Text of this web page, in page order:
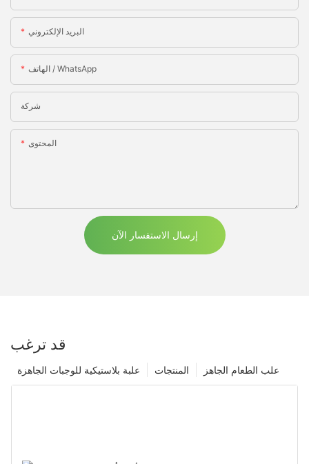
البريد الإلكتروني
الهاتف / WhatsApp
شركة
المحتوى
إرسال الاستفسار الآن
قد ترغب
علب الطعام الجاهز المنتجات علبة بلاستيكية للوجبات الجاهزة